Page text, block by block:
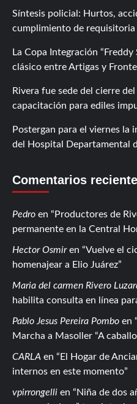
Síntesis policial: Hurtos,
cumplimiento de requisitoria
La Copa Integración
clásico entre Artigas y
Rivera fue sede del cierre
capacitación para ediles
Postergan para el viernes la
del Hospital Departamental
Comentarios
Pedro en
Productores de
permanente en la Central
Hector Osmiren
Vuelve el
homenajear a Elio Juárez
Maria del carmen Rivero
habilita consulta en línea
Pablo Jesus Pereira Pombo en
Marcha a Masoller “A
CARLA en
El Hogar de
internos en este momento
vpirrongelli en
Niña de dos